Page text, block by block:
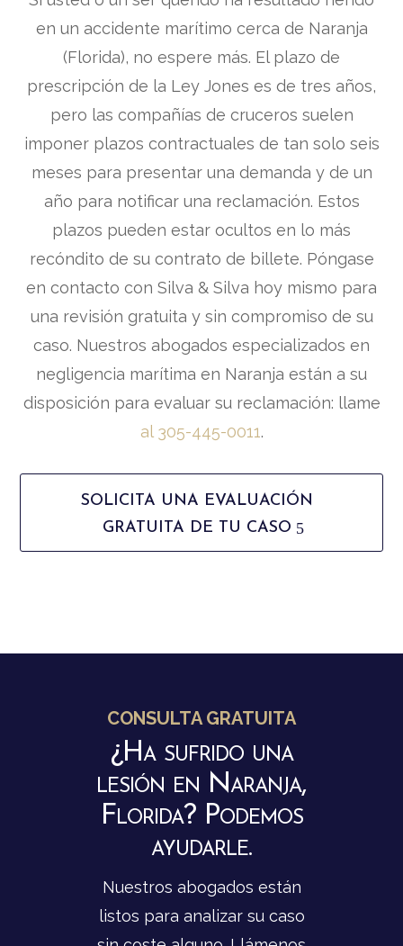
en un accidente marítimo cerca de Naranja
(Florida), no espere más. El plazo de
prescripción de la Ley Jones es de tres años,
pero las compañías de cruceros suelen
imponer plazos contractuales de tan solo seis
meses para presentar una demanda y de un
año para notificar una reclamación. Estos
plazos pueden estar ocultos en lo más
recóndito de su contrato de billete. Póngase
en contacto con Silva & Silva hoy mismo para
una revisión gratuita y sin compromiso de su
caso. Nuestros abogados especializados en
negligencia marítima en Naranja están a su
disposición para evaluar su reclamación: llame
al 305-445-0011.
SOLICITA UNA EVALUACIÓN
GRATUITA DE TU CASO
CONSULTA GRATUITA
¿Ha sufrido una
lesión en Naranja,
Florida? Podemos
ayudarle.
Nuestros abogados están
listos para analizar su caso